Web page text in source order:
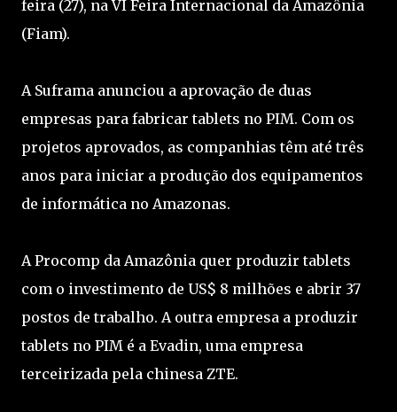
feira (27), na VI Feira Internacional da Amazônia
(Fiam).
A Suframa anunciou a aprovação de duas
empresas para fabricar tablets no PIM. Com os
projetos aprovados, as companhias têm até três
anos para iniciar a produção dos equipamentos
de informática no Amazonas.
A Procomp da Amazônia quer produzir tablets
com o investimento de US$ 8 milhões e abrir 37
postos de trabalho. A outra empresa a produzir
tablets no PIM é a Evadin, uma empresa
terceirizada pela chinesa ZTE.